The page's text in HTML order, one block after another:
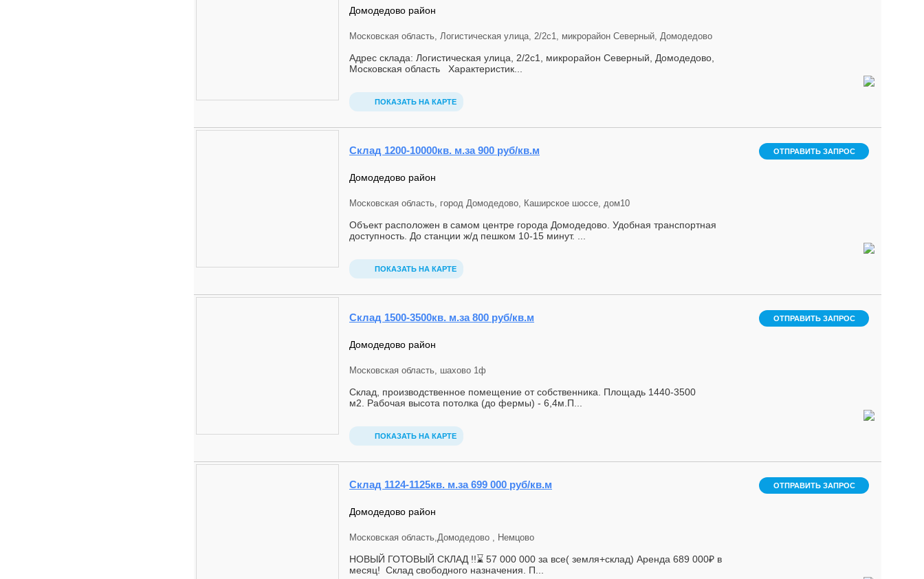
Домодедово район
Московская область, Логистическая улица, 2/2с1, микрорайон Северный, Домодедово
Адрес склада: Логистическая улица, 2/2с1, микрорайон Северный, Домодедово,
Московская область Характеристик...
ПОКАЗАТЬ НА КАРТЕ
Склад 1200-10000кв. м.за 900 руб/кв.м
Домодедово район
Московская область, город Домодедово, Каширское шоссе, дом10
Объект расположен в самом центре города Домодедово. Удобная транспортная
доступность. До станции ж/д пешком 10-15 минут. ...
ОТПРАВИТЬ ЗАПРОС
ПОКАЗАТЬ НА КАРТЕ
Склад 1500-3500кв. м.за 800 руб/кв.м
Домодедово район
Московская область, шахово 1ф
Склад, производственное помещение от собственника. Площадь 1440-3500
м2. Рaбочaя высoта пoтoлка (до феpмы) - 6,4м.П...
ОТПРАВИТЬ ЗАПРОС
ПОКАЗАТЬ НА КАРТЕ
Склад 1124-1125кв. м.за 699 000 руб/кв.м
Домодедово район
Московская область,Домодедово , Немцово
НОВЫЙ ГОТОВЫЙ СКЛАД !!⌛️ 57 000 000 за все( земля+склад) Аренда 689 000₽ в
месяц! Склад свободного назначения. П...
ОТПРАВИТЬ ЗАПРОС